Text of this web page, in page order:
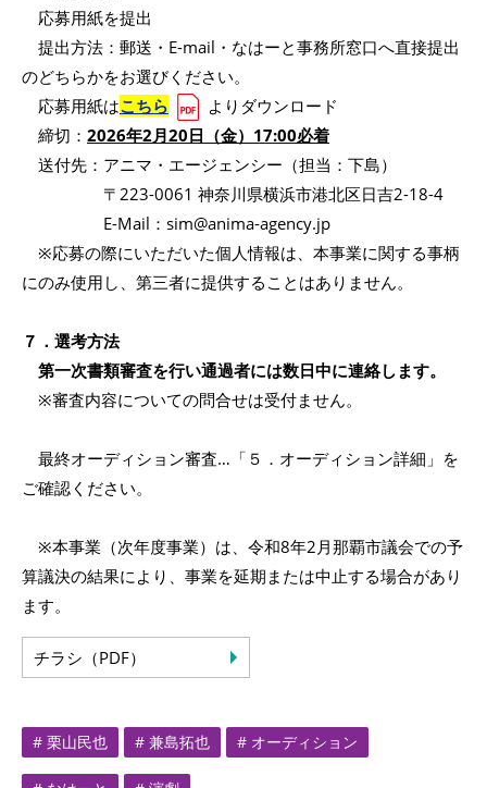
応募用紙を提出
提出方法：郵送・E-mail・なはーと事務所窓口へ直接提出
のどちらかをお選びください。
応募用紙はこちら
よりダウンロード
締切： 2026年2月20日（金）17:00必着
送付先：アニマ・エージェンシー（担当：下島）
〒223-0061 神奈川県横浜市港北区日吉2-18-4
E-Mail：sim@anima-agency.jp
※応募の際にいただいた個人情報は、本事業に関する事柄
にのみ使用し、第三者に提供することはありません。
７．選考方法
第一次書類審査を行い通過者には数日中に連絡します。
※審査内容についての問合せは受付ません。
最終オーディション審査…「５．オーディション詳細」を
ご確認ください。
※本事業（次年度事業）は、令和8年2月那覇市議会での予
算議決の結果により、事業を延期または中止する場合があり
ます。
チラシ（PDF）
# 栗山民也 # 兼島拓也 # オーディション